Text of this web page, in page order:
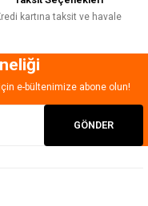
kartına taksit ve havale
e-bültenimize abone olun!
GÖNDER